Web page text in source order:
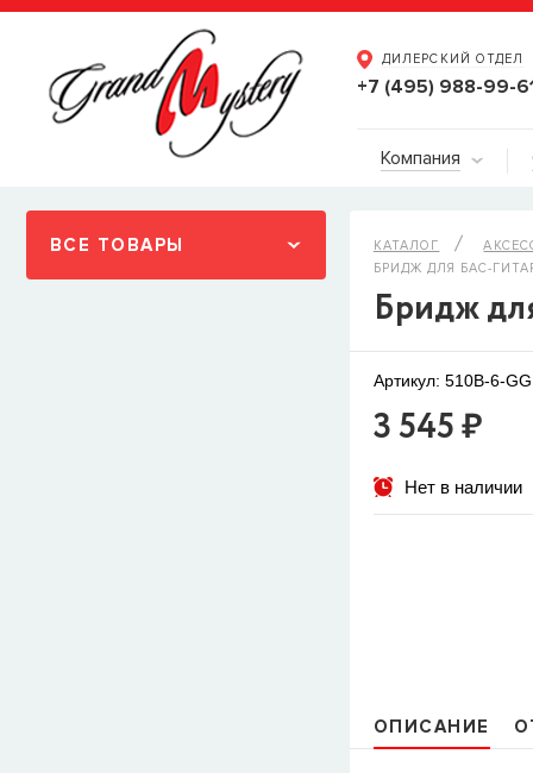
ДИЛЕРСКИЙ ОТДЕЛ
+7 (495) 988-99-
Компания
ВСЕ ТОВАРЫ КАТАЛОГ
БРИДЖ ДЛЯ БАС-
Бридж
Артикул: 510B-6-GG
3 545 ₽
Нет в наличии
ОПИСАНИЕ